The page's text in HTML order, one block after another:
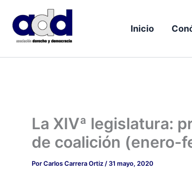
contenido
Inicio
La XIVª legislatura:
de coalición (enero-
PorCarlos Carrera Ortiz / 31 mayo, 2020